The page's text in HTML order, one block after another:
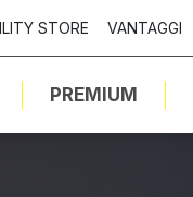
STORE VANTAGGI
PREMIUM